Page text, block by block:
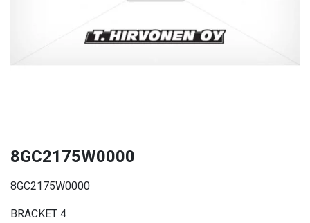
8GC2175W0000
8GC2175W0000
BRACKET 4